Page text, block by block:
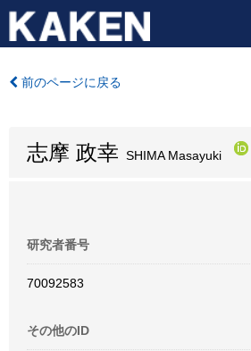
前のページに戻る
志摩 政幸 SHIMA Masayuki
研究者番号
70092583
その他のID